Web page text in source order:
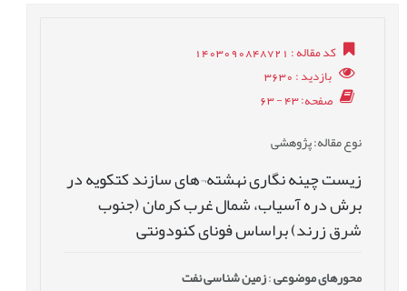
کد مقاله: 1403090848721
بازدید: 3630
صفحه: 43 - 63
نوع مقاله: پژوهشی
زیست چینه نگاری نهشته¬های سازند کتکویه در
برش دره آسیاب، شمال غرب کرمان (جنوب
شرق زرند) براساس فونای کنودونتی
محورهای موضوعی:زمین شناسی نفت